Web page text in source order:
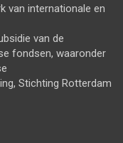
van internationale en
van de
fondsen, waaronder
Stichting Rotterdam